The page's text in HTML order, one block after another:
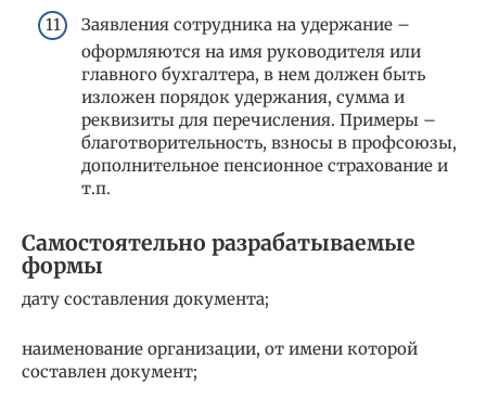
Заявления сотрудника на удержание –
оформляются на имя руководителя или
главного бухгалтера, в нем должен быть
изложен порядок удержания, сумма и
реквизиты для перечисления. Примеры –
благотворительность, взносы в профсоюзы,
дополнительное пенсионное страхование и
т.п.
Самостоятельно разрабатываемые
формы
дату составления документа;
наименование организации, от имени которой
составлен документ;